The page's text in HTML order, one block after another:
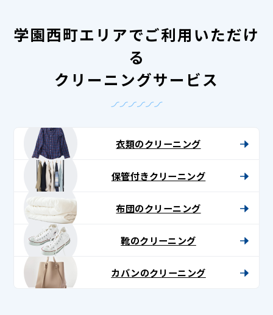
学園西町エリアでご利用いただけ
る
クリーニングサービス
衣類のクリーニング
保管付きクリーニング
布団のクリーニング
靴のクリーニング
カバンのクリーニング